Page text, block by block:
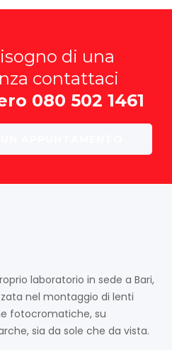
di una
contattaci
080 502 1461
laboratorio in sede a Bari,
nel montaggio di lenti
fotocromatiche, su
sia da sole che da vista.